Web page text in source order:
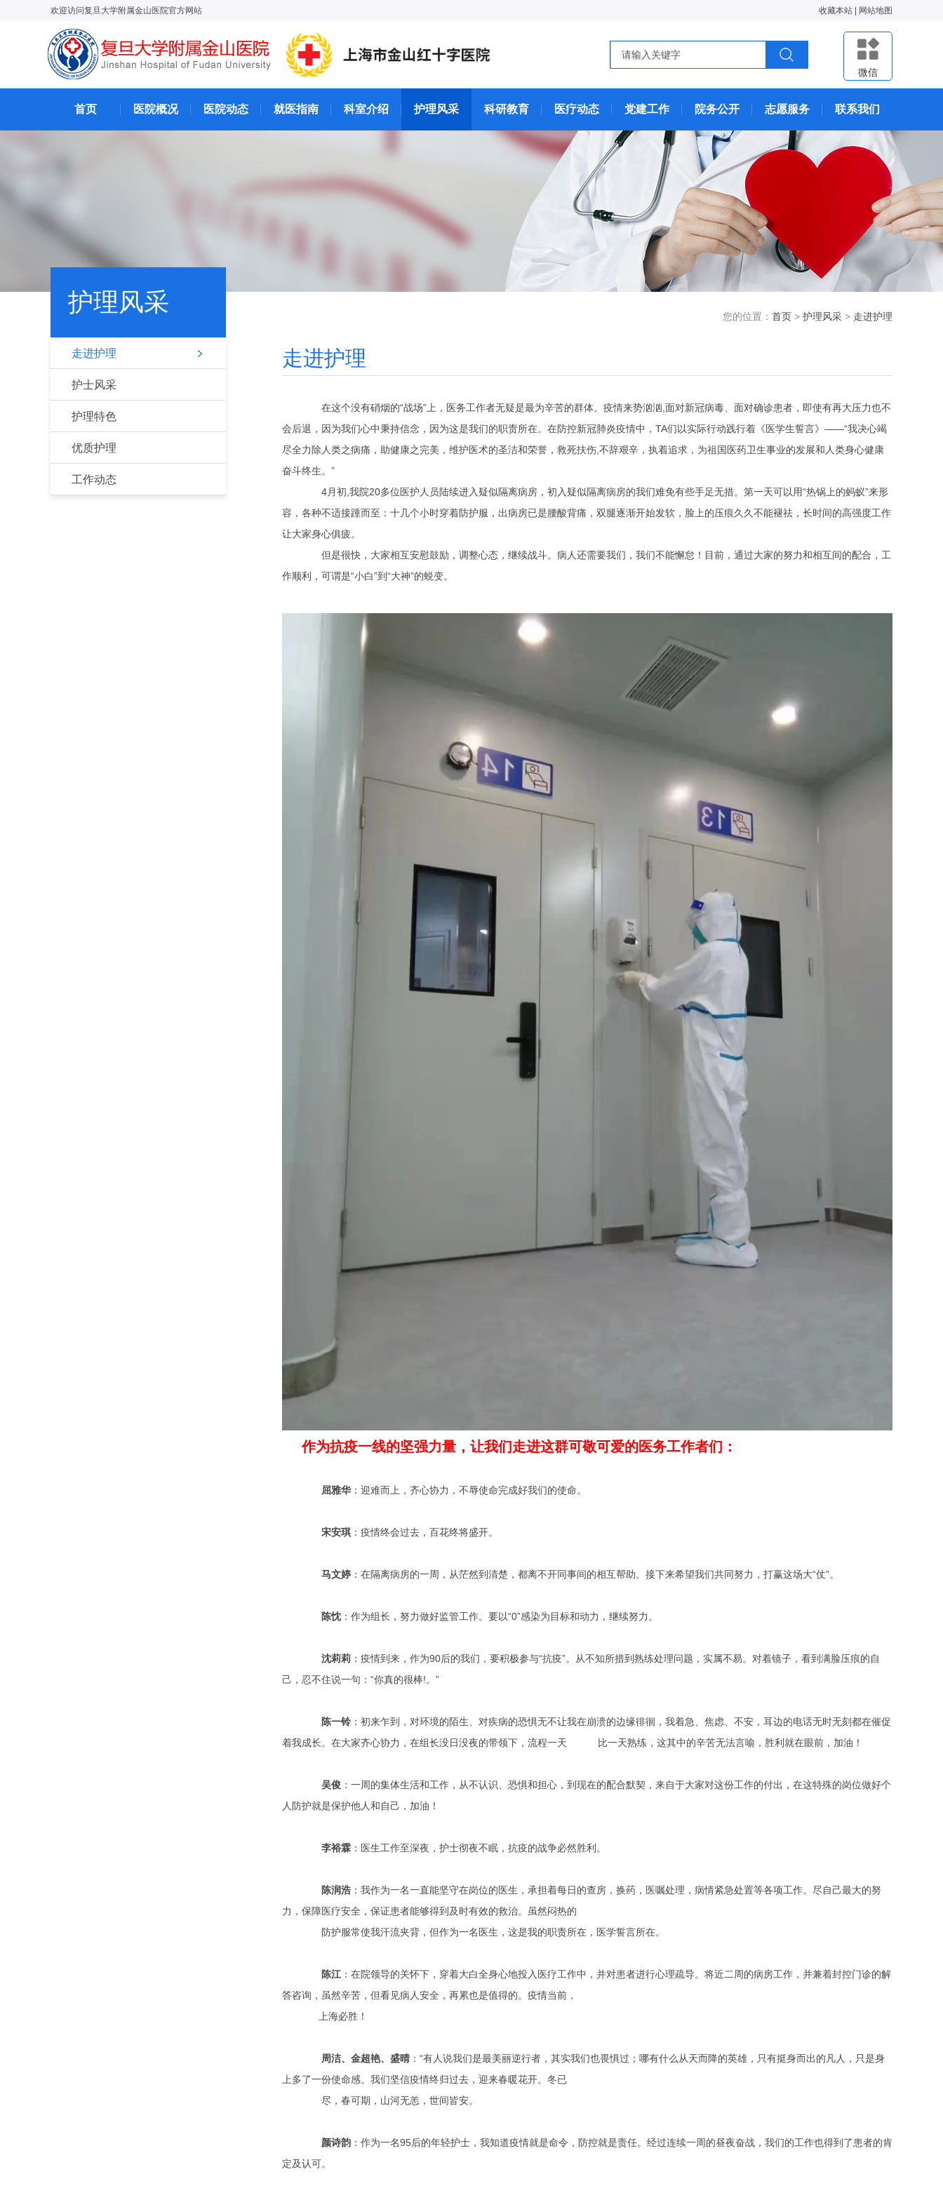
欢迎访问复旦大学附属金山医院官方网站 收藏本站 网站地图
微信
首页 医院概况 医院动态 就医指南 科室介绍 护理风采 科研教育 医疗动态 党建工作 院务公开 志愿服务 联系我们
护理风采
走进护理
护士风采
护理特色
优质护理
工作动态
您的位置： 首页 > 护理风采 > 走进护理
走进护理
在这个没有硝烟的“战场”上，医务工作者无疑是最为辛苦的群体。疫情来势汹汹,面对新冠病毒、面对确诊患者，即使有再大压力也不
会后退，因为我们心中秉持信念，因为这是我们的职责所在。在防控新冠肺炎疫情中，TA们以实际行动践行着《医学生誓言》——“我决心竭
尽全力除人类之病痛，助健康之完美，维护医术的圣洁和荣誉，救死扶伤,不辞艰辛，执着追求，为祖国医药卫生事业的发展和人类身心健康
奋斗终生。”
4月初,我院20多位医护人员陆续进入疑似隔离病房，初入疑似隔离病房的我们难免有些手足无措。第一天可以用“热锅上的蚂蚁”来形
容，各种不适接踵而至：十几个小时穿着防护服，出病房已是腰酸背痛，双腿逐渐开始发软，脸上的压痕久久不能褪祛，长时间的高强度工作
让大家身心俱疲。
但是很快，大家相互安慰鼓励，调整心态，继续战斗。病人还需要我们，我们不能懈怠！目前，通过大家的努力和相互间的配合，工
作顺利，可谓是“小白”到“大神”的蜕变。
作为抗疫一线的坚强力量，让我们走进这群可敬可爱的医务工作者们：
屈雅华 ：迎难而上，齐心协力，不辱使命完成好我们的使命。
宋安琪 ：疫情终会过去，百花终将盛开。
马文婷 ：在隔离病房的一周，从茫然到清楚，都离不开同事间的相互帮助。接下来希望我们共同努力，打赢这场大“仗”。
陈忱 ：作为组长，努力做好监管工作。要以“0”感染为目标和动力，继续努力。
沈莉莉 ：疫情到来，作为90后的我们，要积极参与“抗疫”。从不知所措到熟练处理问题，实属不易。对着镜子，看到满脸压痕的自
己，忍不住说一句：“你真的很棒!。”
陈一铃 ：初来乍到，对环境的陌生、对疾病的恐惧无不让我在崩溃的边缘徘徊，我着急、焦虑、不安，耳边的电话无时无刻都在催促
着我成长。在大家齐心协力，在组长没日没夜的带领下，流程一天 比一天熟练，这其中的辛苦无法言喻，胜利就在眼前，加油！
吴俊 ：一周的集体生活和工作，从不认识、恐惧和担心，到现在的配合默契，来自于大家对这份工作的付出，在这特殊的岗位做好个
人防护就是保护他人和自己，加油！
李裕霖 ：医生工作至深夜，护士彻夜不眠，抗疫的战争必然胜利。
陈润浩 ：我作为一名一直能坚守在岗位的医生，承担着每日的查房，换药，医嘱处理，病情紧急处置等各项工作。尽自己最大的努
力，保障医疗安全，保证患者能够得到及时有效的救治。虽然闷热的
防护服常使我汗流夹背，但作为一名医生，这是我的职责所在，医学誓言所在。
陈江 ：在院领导的关怀下，穿着大白全身心地投入医疗工作中，并对患者进行心理疏导。将近二周的病房工作，并兼着封控门诊的解
答咨询，虽然辛苦，但看见病人安全，再累也是值得的。疫情当前，
上海必胜！
周洁、金超艳、盛晴 ：“有人说我们是最美丽逆行者，其实我们也畏惧过；哪有什么从天而降的英雄，只有挺身而出的凡人，只是身
上多了一份使命感。我们坚信疫情终归过去，迎来春暖花开。冬已
尽，春可期，山河无恙，世间皆安。
颜诗韵 ：作为一名95后的年轻护士，我知道疫情就是命令，防控就是责任。经过连续一周的昼夜奋战，我们的工作也得到了患者的肯
定及认可。